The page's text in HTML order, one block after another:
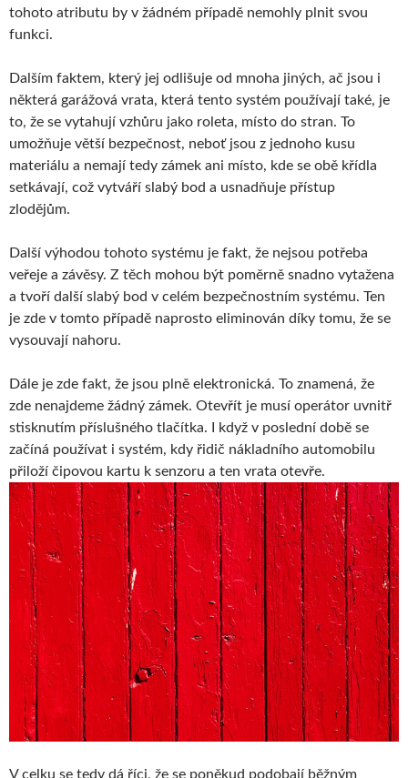
tohoto atributu by v žádném případě nemohly plnit svou
funkci.
Dalším faktem, který jej odlišuje od mnoha jiných, ač jsou i
některá garážová vrata, která tento systém používají také, je
to, že se vytahují vzhůru jako roleta, místo do stran. To
umožňuje větší bezpečnost, neboť jsou z jednoho kusu
materiálu a nemají tedy zámek ani místo, kde se obě křídla
setkávají, což vytváří slabý bod a usnadňuje přístup
zlodějům.
Další výhodou tohoto systému je fakt, že nejsou potřeba
veřeje a závěsy. Z těch mohou být poměrně snadno vytažena
a tvoří další slabý bod v celém bezpečnostním systému. Ten
je zde v tomto případě naprosto eliminován díky tomu, že se
vysouvají nahoru.
Dále je zde fakt, že jsou plně elektronická. To znamená, že
zde nenajdeme žádný zámek. Otevřít je musí operátor uvnitř
stisknutím příslušného tlačítka. I když v poslední době se
začíná používat i systém, kdy řidič nákladního automobilu
přiloží čipovou kartu k senzoru a ten vrata otevře.
V celku se tedy dá říci, že se poněkud podobají běžným